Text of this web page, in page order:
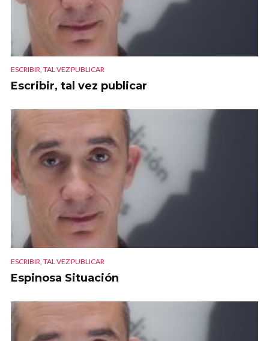
ESCRIBIR, TAL VEZ PUBLICAR
Escribir, tal vez publicar
ESCRIBIR, TAL VEZ PUBLICAR
Espinosa Situación